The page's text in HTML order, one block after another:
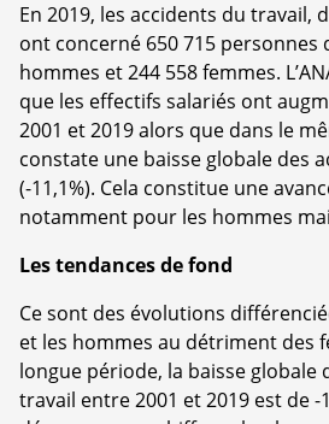
En 2019, les accidents du travail,
ont concerné 650 715 personnes
hommes et 244 558 femmes.
que les effectifs salariés ont
2001 et 2019 alors que dans le
constate une baisse globale des
(-11,1%). Cela constitue une
notamment pour les hommes
Les tendances de fond
Ce sont des évolutions
et les hommes au détriment des
longue période, la baisse globale
travail entre 2001 et 2019 est de -